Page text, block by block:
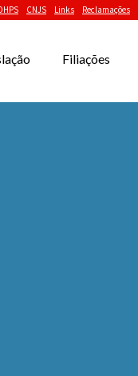
CNJS Links Reclamações
Filiações